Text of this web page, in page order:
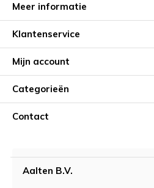
Meer informatie
Klantenservice
Mijn account
Categorieën
Contact
Aalten B.V.